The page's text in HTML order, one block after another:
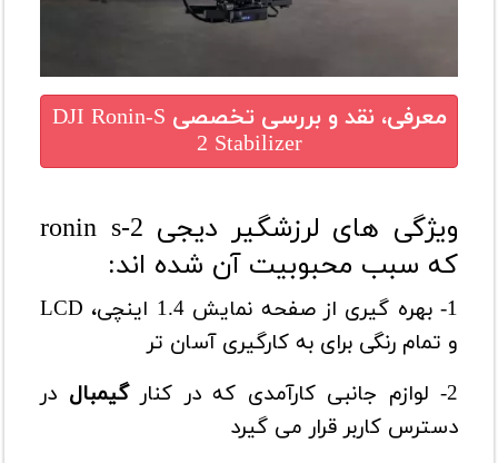
معرفی، نقد و بررسی تخصصی DJI Ronin-S
2 Stabilizer
ویژگی های لرزشگیر دیجی ronin s-2
که سبب محبوبیت آن شده اند:
1- بهره گیری از صفحه نمایش 1.4 اینچی، LCD
و تمام رنگی برای به کارگیری آسان تر
2- لوازم جانبی کارآمدی که در کنار
گیمبال در
دسترس کاربر قرار می گیرد